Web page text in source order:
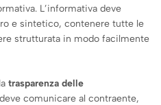
L’informativa deve
e sintetico, contenere tutte le
strutturata in modo facilmente
trasparenza delle
comunicare al contraente,